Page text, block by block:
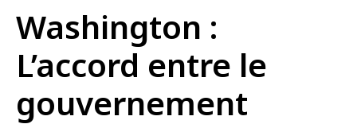
Washington :
L’accord entre le
gouvernement